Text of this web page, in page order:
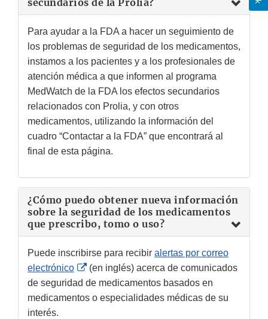
secundarios de la Prolia?
Para ayudar a la FDA a hacer un seguimiento de
los problemas de seguridad de los medicamentos,
instamos a los pacientes y a los profesionales de
atención médica a que informen al programa
MedWatch de la FDA los efectos secundarios
relacionados con Prolia, y con otros
medicamentos, utilizando la información del
cuadro “Contactar a la FDA” que encontrará al
final de esta página.
¿Cómo puedo obtener nueva información
sobre la seguridad de los medicamentos
que prescribo, tomo o uso?
Puede inscribirse para recibir alertas por correo
electrónico
External
Link
Disclaimer
(en inglés) acerca de comunicados
de seguridad de medicamentos basados en
medicamentos o especialidades médicas de su
interés.